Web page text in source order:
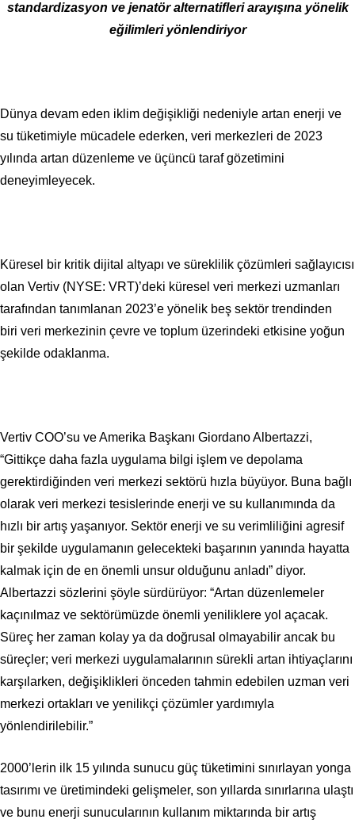
standardizasyon ve jenatör alternatifleri arayışına yönelik
eğilimleri yönlendiriyor
Dünya devam eden iklim değişikliği nedeniyle artan enerji ve
su tüketimiyle mücadele ederken, veri merkezleri de 2023
yılında artan düzenleme ve üçüncü taraf gözetimini
deneyimleyecek.
Küresel bir kritik dijital altyapı ve süreklilik çözümleri sağlayıcısı
olan Vertiv (NYSE: VRT)’deki küresel veri merkezi uzmanları
tarafından tanımlanan 2023’e yönelik beş sektör trendinden
biri veri merkezinin çevre ve toplum üzerindeki etkisine yoğun
şekilde odaklanma.
Vertiv COO’su ve Amerika Başkanı Giordano Albertazzi,
“Gittikçe daha fazla uygulama bilgi işlem ve depolama
gerektirdiğinden veri merkezi sektörü hızla büyüyor. Buna bağlı
olarak veri merkezi tesislerinde enerji ve su kullanımında da
hızlı bir artış yaşanıyor. Sektör enerji ve su verimliliğini agresif
bir şekilde uygulamanın gelecekteki başarının yanında hayatta
kalmak için de en önemli unsur olduğunu anladı” diyor.
Albertazzi sözlerini şöyle sürdürüyor: “Artan düzenlemeler
kaçınılmaz ve sektörümüzde önemli yeniliklere yol açacak.
Süreç her zaman kolay ya da doğrusal olmayabilir ancak bu
süreçler; veri merkezi uygulamalarının sürekli artan ihtiyaçlarını
karşılarken, değişiklikleri önceden tahmin edebilen uzman veri
merkezi ortakları ve yenilikçi çözümler yardımıyla
yönlendirilebilir.”
2000’lerin ilk 15 yılında sunucu güç tüketimini sınırlayan yonga
tasırımı ve üretimindeki gelişmeler, son yıllarda sınırlarına ulaştı
ve bunu enerji sunucularının kullanım miktarında bir artış